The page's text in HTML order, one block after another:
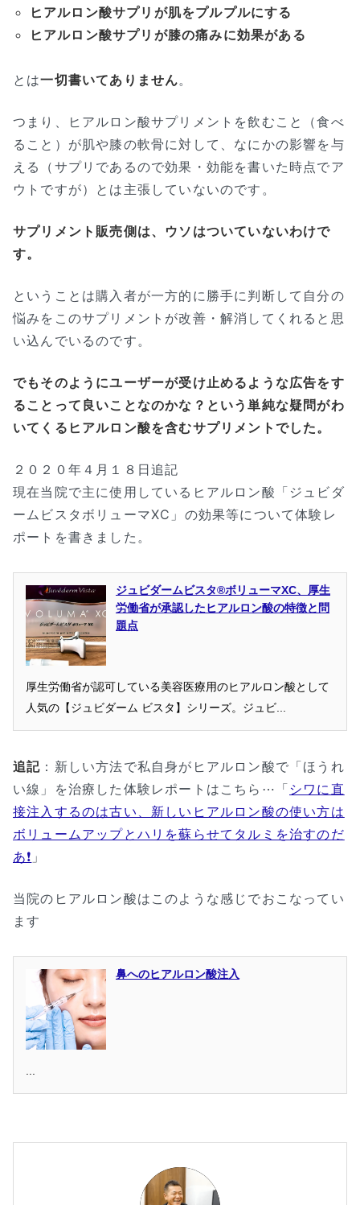
ヒアルロン酸サプリが肌をプルプルにする
ヒアルロン酸サプリが膝の痛みに効果がある
とは一切書いてありません。
つまり、ヒアルロン酸サプリメントを飲むこと（食べ
ること）が肌や膝の軟骨に対して、なにかの影響を与
える（サプリであるので効果・効能を書いた時点でア
ウトですが）とは主張していないのです。
サプリメント販売側は、ウソはついていないわけで
す。
ということは購入者が一方的に勝手に判断して自分の
悩みをこのサプリメントが改善・解消してくれると思
い込んでいるのです。
でもそのようにユーザーが受け止めるような広告をす
ることって良いことなのかな？という単純な疑問がわ
いてくるヒアルロン酸を含むサプリメントでした。
２０２０年４月１８日追記
現在当院で主に使用しているヒアルロン酸「ジュビダ
ームビスタボリューマXC」の効果等について体験レ
ポートを書きました。
ジュビダームビスタ®ボリューマXC、厚生
労働省が承認したヒアルロン酸の特徴と問
題点
厚生労働省が認可している美容医療用のヒアルロン酸として
人気の【ジュビダーム ビスタ】シリーズ。ジュビ...
追記 ：新しい方法で私自身がヒアルロン酸で「ほうれ
い線」を治療した体験レポートはこちら⋯「 シワに直
接注入するのは古い、新しいヒアルロン酸の使い方は
ボリュームアップとハリを蘇らせてタルミを治すのだ
あ❗ 」
当院のヒアルロン酸はこのような感じでおこなってい
ます
鼻へのヒアルロン酸注入